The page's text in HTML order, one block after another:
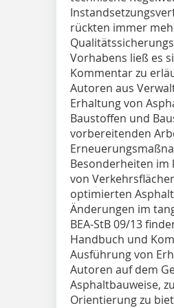
rückten immer
Vorhabens ließ es
Kommentar zu
Autoren aus
Erhaltung von
Baustoffen und
vorbereitenden
Besonderheiten im
von
optimierten
Änderungen im
BEA-StB 09/13
Handbuch und
Ausführung von
Autoren auf dem
Asphaltbauweise,
Orientierung zu